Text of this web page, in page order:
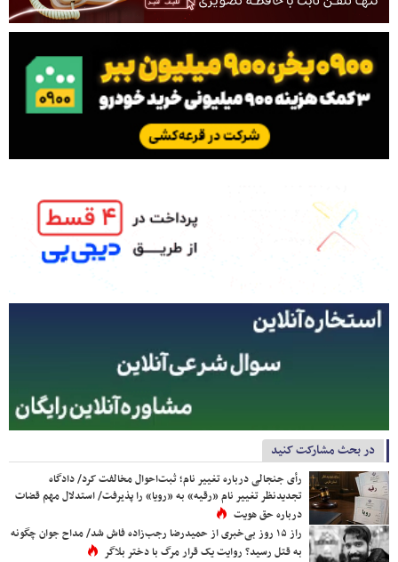
در بحث مشارکت کنید
رأی جنجالی درباره تغییر نام؛ ثبت‌احوال مخالفت کرد/ دادگاه
تجدیدنظر تغییر نام «رقیه» به «رویا» را پذیرفت/ استدلال مهم قضات
درباره حق هویت
راز ۱۵ روز بی‌خبری از حمیدرضا رجب‌زاده فاش شد/ مداح جوان چگونه
به قتل رسید؟ روایت یک قرار مرگ با دختر بلاگر